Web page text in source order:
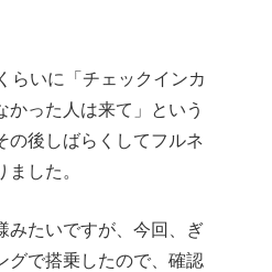
らいに「チェックインカ
かった人は来て」という
の後しばらくしてフルネ
した。
みたいですが、今回、ぎ
グで搭乗したので、確認